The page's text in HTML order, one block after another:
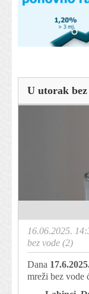
U utorak bez
16.06.2025.
bez vode (2)
Dana 17
mreži bez vode